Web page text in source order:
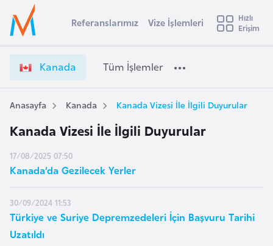
Ülke Seçimi
Başvuru yapmak istediğiniz ülkeyi seçin
Üye
Girişi
e
i
Referanslarımız Vize İşlemleri
Hızlı
Erişim
Kanada Tüm İşlemler
Anasayfa Kanada Kanada Vizesi İle İlgili Duyurular
Kanada Vizesi İle İlgili Duyurular
17/08/2025 07:50
Kanada’da Gezilecek Yerler
30/09/2024 11:53
Türkiye ve Suriye Depremzedeleri İçin Başvuru Tarihi
Uzatıldı
s
t
r
a
A
v
s
t
u